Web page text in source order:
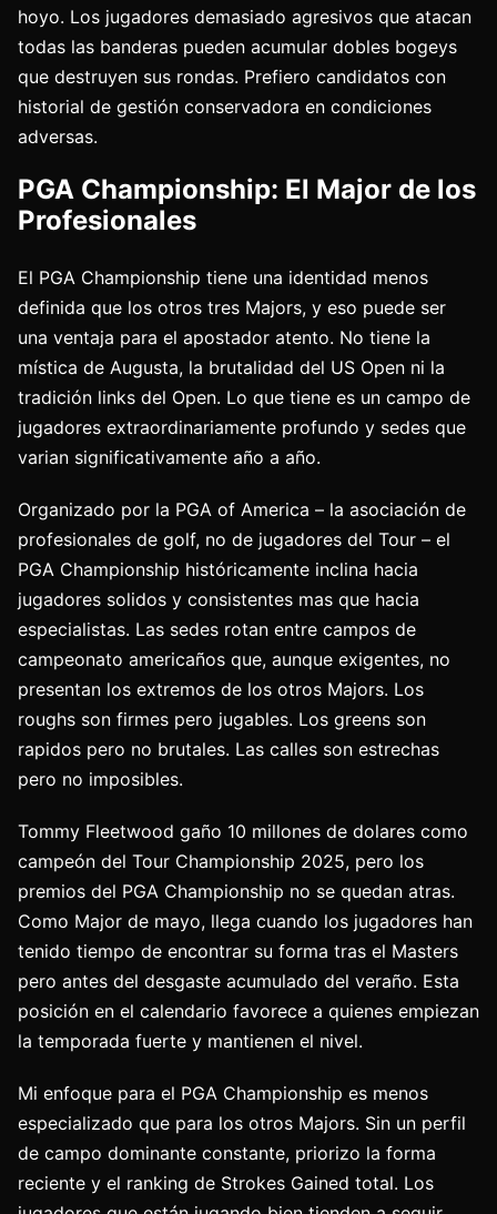
hoyo. Los jugadores demasiado agresivos que atacan
todas las banderas pueden acumular dobles bogeys
que destruyen sus rondas. Prefiero candidatos con
historial de gestión conservadora en condiciones
adversas.
PGA Championship: El Major de los
Profesionales
El PGA Championship tiene una identidad menos
definida que los otros tres Majors, y eso puede ser
una ventaja para el apostador atento. No tiene la
mística de Augusta, la brutalidad del US Open ni la
tradición links del Open. Lo que tiene es un campo de
jugadores extraordinariamente profundo y sedes que
varian significativamente año a año.
Organizado por la PGA of America – la asociación de
profesionales de golf, no de jugadores del Tour – el
PGA Championship históricamente inclina hacia
jugadores solidos y consistentes mas que hacia
especialistas. Las sedes rotan entre campos de
campeonato americaños que, aunque exigentes, no
presentan los extremos de los otros Majors. Los
roughs son firmes pero jugables. Los greens son
rapidos pero no brutales. Las calles son estrechas
pero no imposibles.
Tommy Fleetwood gaño 10 millones de dolares como
campeón del Tour Championship 2025, pero los
premios del PGA Championship no se quedan atras.
Como Major de mayo, llega cuando los jugadores han
tenido tiempo de encontrar su forma tras el Masters
pero antes del desgaste acumulado del veraño. Esta
posición en el calendario favorece a quienes empiezan
la temporada fuerte y mantienen el nivel.
Mi enfoque para el PGA Championship es menos
especializado que para los otros Majors. Sin un perfil
de campo dominante constante, priorizo la forma
reciente y el ranking de Strokes Gained total. Los